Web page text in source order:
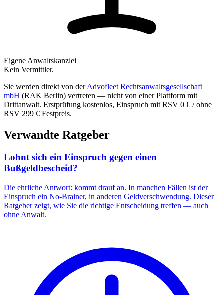
Eigene Anwaltskanzlei
Kein Vermittler.
Sie werden direkt von der Advofleet Rechtsanwaltsgesellschaft
mbH (RAK Berlin) vertreten — nicht von einer Plattform mit
Drittanwalt. Erstprüfung kostenlos, Einspruch mit RSV 0 € / ohne
RSV 299 € Festpreis.
Verwandte Ratgeber
Lohnt sich ein Einspruch gegen einen
Bußgeldbescheid?
Die ehrliche Antwort: kommt drauf an. In manchen Fällen ist der
Einspruch ein No-Brainer, in anderen Geldverschwendung. Dieser
Ratgeber zeigt, wie Sie die richtige Entscheidung treffen — auch
ohne Anwalt.